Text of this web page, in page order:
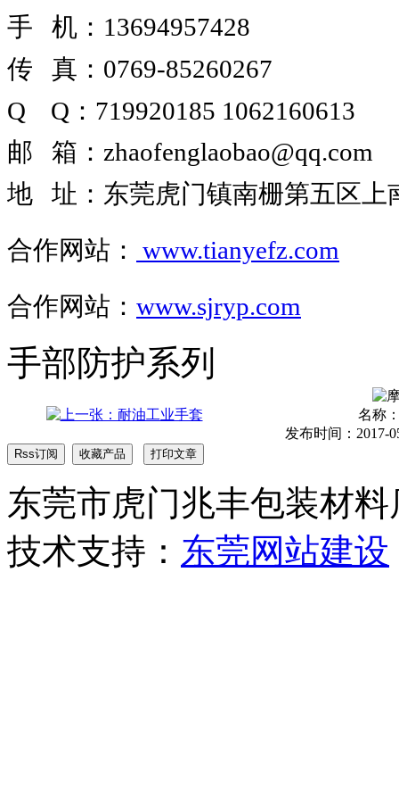
手 机：13694957428
传 真：0769-85260267
Q Q ： 719920185 1062160613
邮 箱 ： zhaofenglaobao@qq.com
地 址 ： 东莞虎门镇南栅第五区上
合作网站 ： www.tianyefz.com
合作网站： www.sjryp.com
手部防护系列
名称
发布时间：2017-
东莞市虎门兆丰包装材
技术支持： 东莞网站建设